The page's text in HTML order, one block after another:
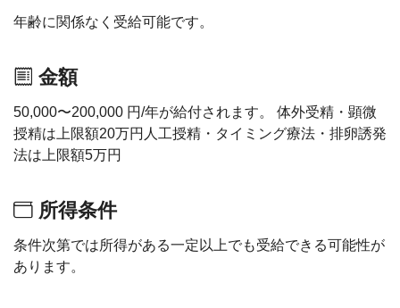
年齢に関係なく受給可能です。
金額
50,000〜200,000 円/年が給付されます。 体外受精・顕微
授精は上限額20万円人工授精・タイミング療法・排卵誘発
法は上限額5万円
所得条件
条件次第では所得がある一定以上でも受給できる可能性が
あります。